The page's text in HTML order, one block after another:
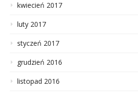
kwiecień 2017
luty 2017
styczeń 2017
grudzień 2016
listopad 2016